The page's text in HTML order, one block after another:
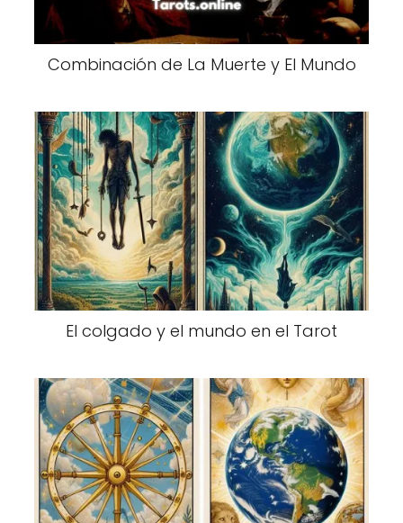
Combinación de La Muerte y El Mundo
El colgado y el mundo en el Tarot